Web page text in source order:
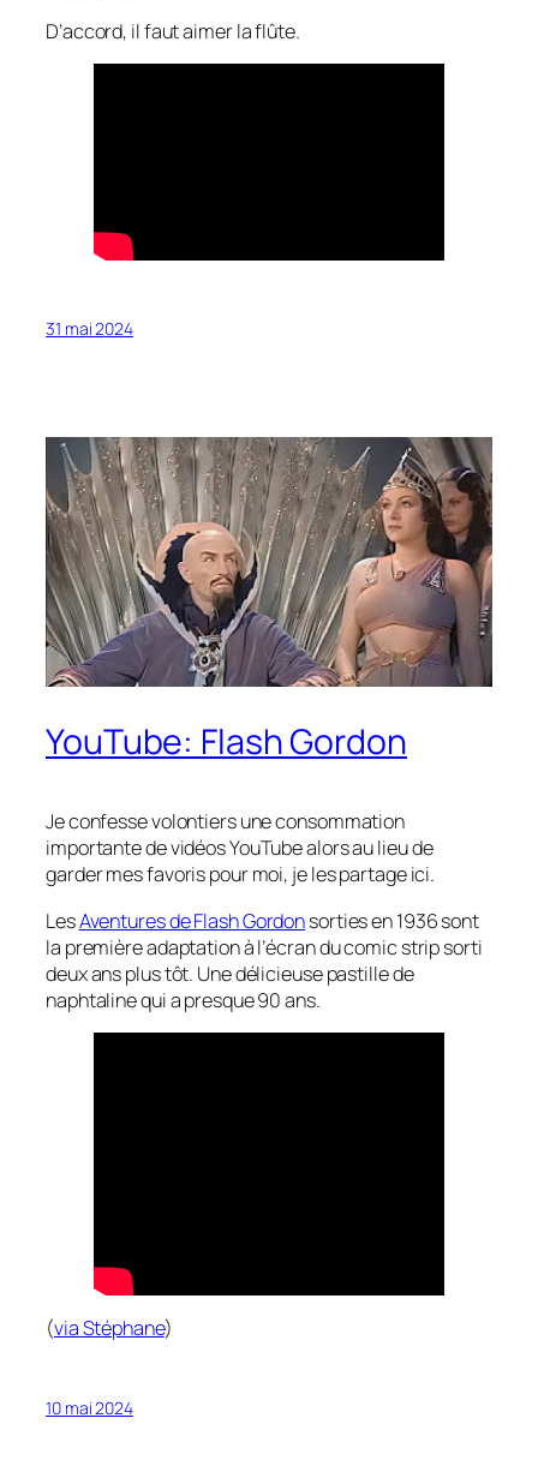
D’accord, il faut aimer la flûte.
31 mai 2024
YouTube: Flash Gordon
Je confesse volontiers une consommation
importante de vidéos YouTube alors au lieu de
garder mes favoris pour moi, je les partage ici.
LesAventures de Flash Gordonsorties en 1936 sont
la première adaptation à l’écran du comic strip sorti
deux ans plus tôt. Une délicieuse pastille de
naphtaline qui a presque 90 ans.
(via Stéphane)
10 mai 2024